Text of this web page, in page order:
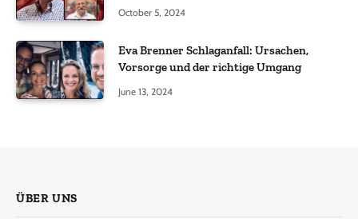
October 5, 2024
Eva Brenner Schlaganfall: Ursachen,
Vorsorge und der richtige Umgang
June 13, 2024
ÜBER UNS